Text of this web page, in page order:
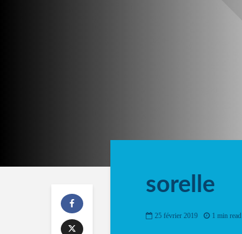
sorelle
25 février 2019 1 min read